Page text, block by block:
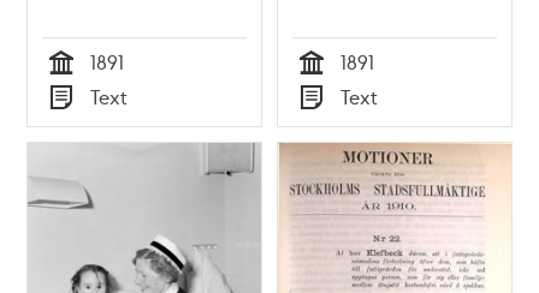
Tid
1891
Typ
Text Tid
1891
Typ
Text